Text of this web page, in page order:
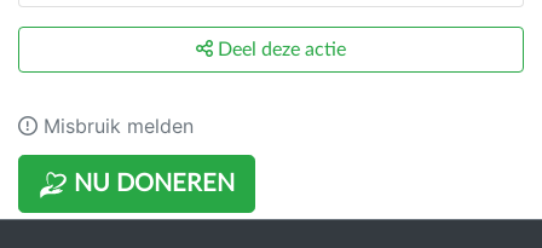
NU DONEREN
Deel deze actie
Misbruik melden